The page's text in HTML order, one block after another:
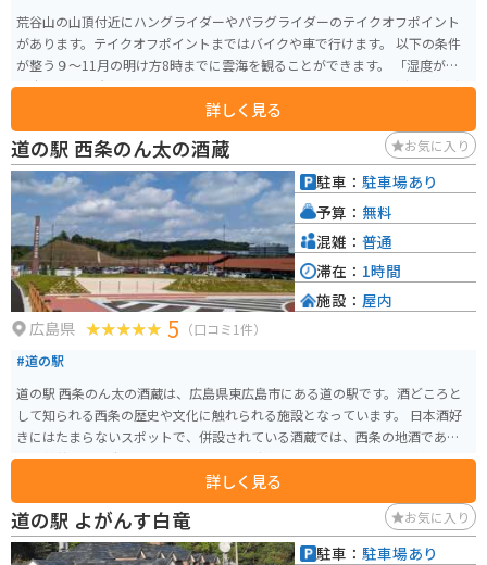
荒谷山の山頂付近にハングライダーやパラグライダーのテイクオフポイント
があります。テイクオフポイントまではバイクや車で行けます。 以下の条件
が整う９〜11月の明け方8時までに雲海を観ることができます。 「湿度が高
く十分な放射冷却があること」 「よく晴れていること」 「前日と当日の早朝
の気温の差が大きいこと」 「風が弱いこと」
詳しく見る
道の駅 西条のん太の酒蔵 お気に入り
広島県 5 （口コミ1件）
#道の駅
道の駅 西条のん太の酒蔵は、広島県東広島市にある道の駅です。酒どころと
して知られる西条の歴史や文化に触れられる施設となっています。 日本酒好
きにはたまらないスポットで、併設されている酒蔵では、西条の地酒である
「賀茂鶴」の製造工程を見学できます。試飲コーナーもあるので、お気に入
りの一品を見つけてみてください。また、地元の特産品や新鮮な野菜などを
販売する物産館もあり、お土産探しにも最適です。 バイクで訪れる場合、駐
車場も広々としているので安心です。周辺には、歴史的な建造物が多く点在
しているので、酒蔵巡りと合わせて散策するのもおすすめです。道の駅 西条
詳しく見る
駐車： 駐車場あり
予算： 無料
混雑： 普通
滞在： 1時間
施設： 屋内
道の駅 よがんす白竜 お気に入り
駐車： 駐車場あり